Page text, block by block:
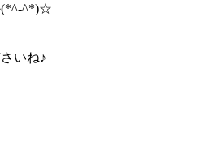
(*^-^*)☆
いね♪